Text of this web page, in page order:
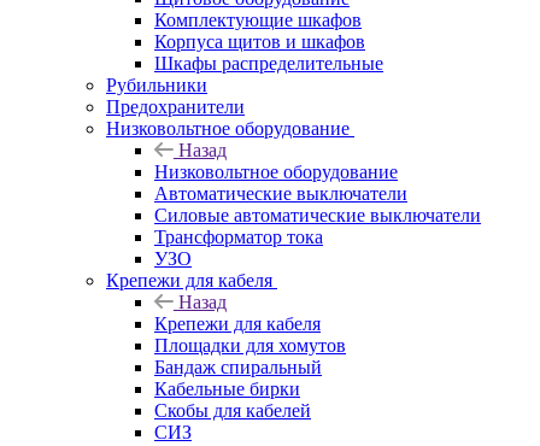
Комплектующие шкафов
Корпуса щитов и шкафов
Шкафы распределительные
Рубильники
Предохранители
Низковольтное оборудование
Назад
Низковольтное оборудование
Автоматические выключатели
Силовые автоматические выключатели
Трансформатор тока
УЗО
Крепежи для кабеля
Назад
Крепежи для кабеля
Площадки для хомутов
Бандаж спиральный
Кабельные бирки
Cкобы для кабелей
СИЗ